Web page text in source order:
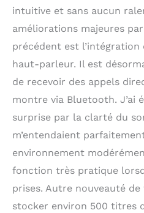
une
les
intuitive et sans aucun
améliorations majeures
précédent est l’intégration
haut-parleur. Il est
de recevoir des appels
montre via Bluetooth. J’ai
surprise par la clarté du
m’entendaient
environnement
fonction très pratique
prises. Autre nouveauté
stocker environ 500 titres